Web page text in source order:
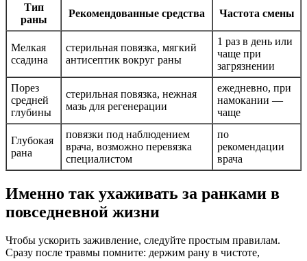
Тип
раны
Рекомендованные средства Частота смены
Мелкая
ссадина
стерильная повязка, мягкий
антисептик вокруг раны
1 раз в день или
чаще при
загрязнении
Порез
средней
глубины
стерильная повязка, нежная
мазь для регенерации
ежедневно, при
намокании —
чаще
Глубокая
рана
повязки под наблюдением
врача, возможно перевязка
специалистом
по
рекомендации
врача
Именно так ухаживать за ранками в
повседневной жизни
Чтобы ускорить заживление, следуйте простым правилам.
Сразу после травмы помните: держим рану в чистоте,